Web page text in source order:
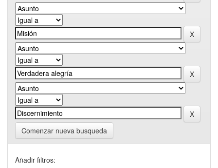
Comenzar nueva busqueda
Añadir filtros: